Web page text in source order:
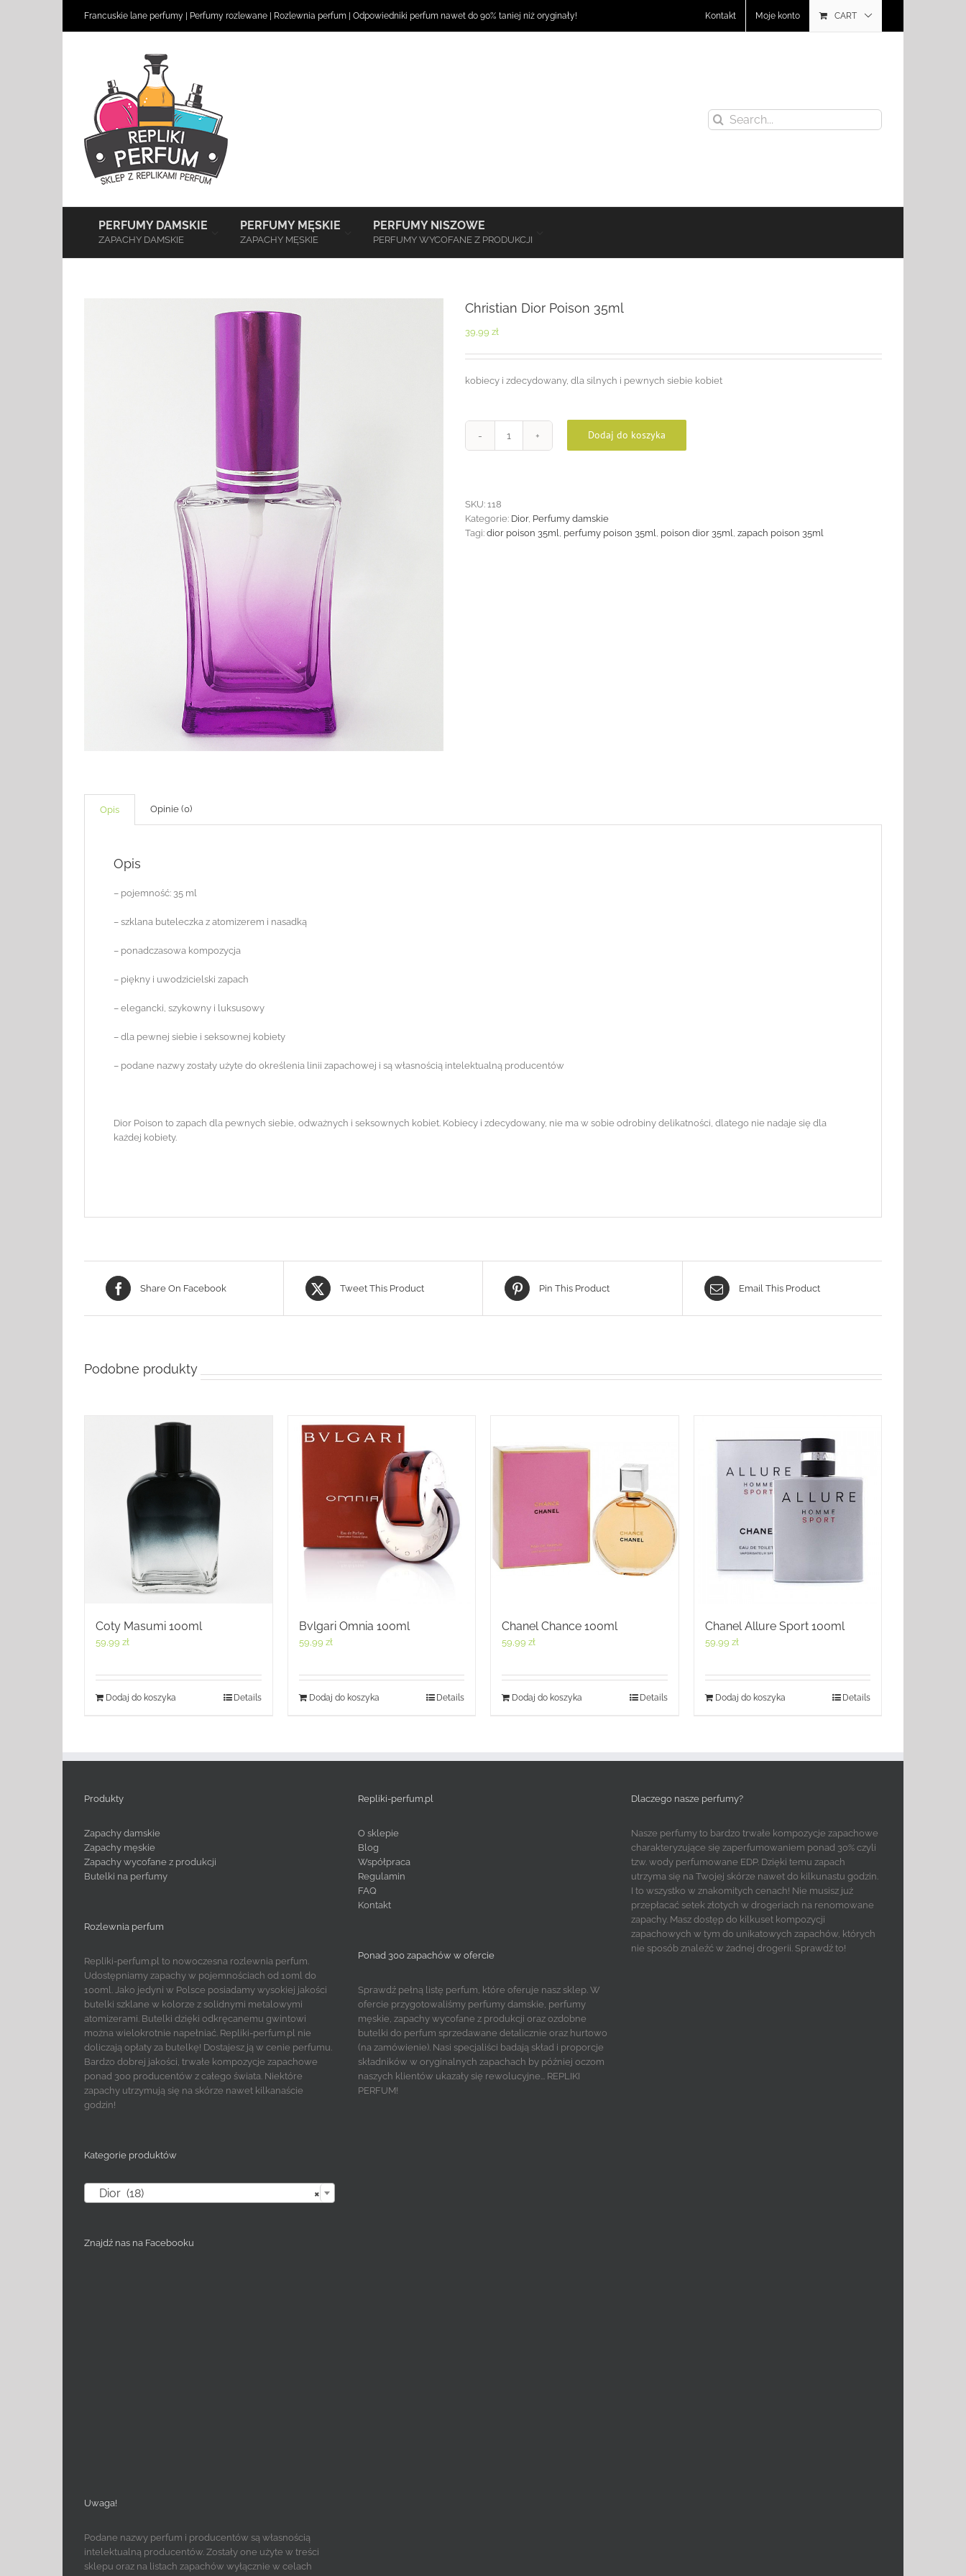
Francuskie lane perfumy Perfumy rozlewane Rozlewnia perfum Odpowiedniki perfum nawet do 90% taniej niż oryginały! Kontakt Moje konto CART
Search
for:
PERFUMY DAMSKIE
ZAPACHY DAMSKIE
PERFUMY MĘSKIE
ZAPACHY MĘSKIE
PERFUMY NISZOWE
PERFUMY WYCOFANE Z PRODUKCJI
Christian Dior Poison 35ml
39,99 zł
kobiecy i zdecydowany, dla silnych i pewnych siebie kobiet
ilość
Dodaj do koszyka
SKU: 118
Kategorie: Dior, Perfumy damskie
Tagi: dior poison 35ml perfumy poison 35ml poison dior 35ml zapach poison 35ml
Opis Opinie (0)
Opis
– pojemność: 35 ml
– szklana buteleczka z atomizerem i nasadką
– ponadczasowa kompozycja
– piękny i uwodzicielski zapach
– elegancki, szykowny i luksusowy
– dla pewnej siebie i seksownej kobiety
– podane nazwy zostały użyte do określenia linii zapachowej i są własnością intelektualną producentów
Dior Poison to zapach dla pewnych siebie, odważnych i seksownych kobiet. Kobiecy i zdecydowany, nie ma w sobie odrobiny delikatności, dlatego nie nadaje się dla
każdej kobiety.
Share On Facebook Tweet This Product Pin This Product Email This Product
Podobne produkty
Coty Masumi 100ml
59,99 zł
Dodaj do koszyka Details
Bvlgari Omnia 100ml
59,99 zł
Dodaj do koszyka Details
Chanel Chance 100ml
59,99 zł
Dodaj do koszyka Details
Chanel Allure Sport 100ml
59,99 zł
Dodaj do koszyka Details
Produkty
Zapachy damskie
Zapachy męskie
Zapachy wycofane z produkcji
Butelki na perfumy
Rozlewnia perfum
Repliki-perfum.pl to nowoczesna rozlewnia perfum.
Udostępniamy zapachy w pojemnościach od 10ml do
100ml. Jako jedyni w Polsce posiadamy wysokiej jakości
butelki szklane w kolorze z solidnymi metalowymi
atomizerami. Butelki dzięki odkręcanemu gwintowi
można wielokrotnie napełniać. Repliki-perfum.pl nie
doliczają opłaty za butelkę! Dostajesz ją w cenie perfumu.
Bardzo dobrej jakości, trwałe kompozycje zapachowe
ponad 300 producentów z całego świata. Niektóre
zapachy utrzymują się na skórze nawet kilkanaście
godzin!
Kategorie produktów
×
Dior (18)
Znajdź nas na Facebooku
Uwaga!
Podane nazwy perfum i producentów są własnością
intelektualną producentów. Zostały one użyte w treści
sklepu oraz na listach zapachów wyłącznie w celach
Repliki-perfum.pl
O sklepie
Blog
Współpraca
Regulamin
FAQ
Kontakt
Ponad 300 zapachów w ofercie
Sprawdź pełną listę perfum, które oferuje nasz sklep. W
ofercie przygotowaliśmy perfumy damskie, perfumy
męskie, zapachy wycofane z produkcji oraz ozdobne
butelki do perfum sprzedawane detalicznie oraz hurtowo
(na zamówienie). Nasi specjaliści badają skład i proporcje
składników w oryginalnych zapachach by później oczom
naszych klientów ukazały się rewolucyjne... REPLIKI
PERFUM!
Dlaczego nasze perfumy?
Nasze perfumy to bardzo trwałe kompozycje zapachowe
charakteryzujące się zaperfumowaniem ponad 30% czyli
tzw. wody perfumowane EDP. Dzięki temu zapach
utrzyma się na Twojej skórze nawet do kilkunastu godzin.
I to wszystko w znakomitych cenach! Nie musisz już
przepłacać setek złotych w drogeriach na renomowane
zapachy. Masz dostęp do kilkuset kompozycji
zapachowych w tym do unikatowych zapachów, których
nie sposób znaleźć w żadnej drogerii. Sprawdź to!